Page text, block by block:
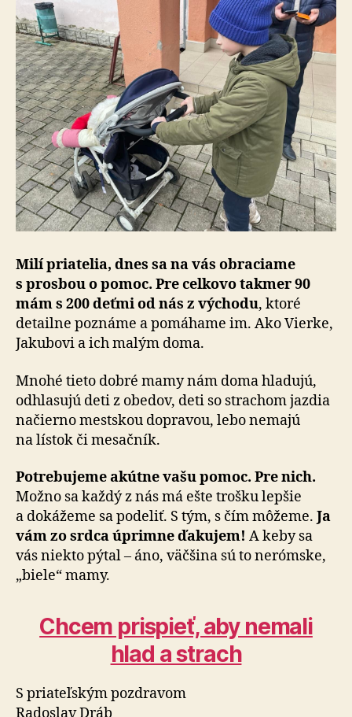
Milí priatelia, dnes sa na vás obraciame
s prosbou o pomoc. Pre celkovo takmer 90
mám s 200 deťmi od nás z východu, ktoré
detailne poznáme a pomáhame im. Ako Vierke,
Jakubovi a ich malým doma.
Mnohé tieto dobré mamy nám doma hladujú,
odhlasujú deti z obedov, deti so strachom jazdia
načierno mestskou dopravou, lebo nemajú
na lístok či mesačník.
Potrebujeme akútne vašu pomoc. Pre nich.
Možno sa každý z nás má ešte trošku lepšie
a dokážeme sa podeliť. S tým, s čím môžeme. Ja
vám zo srdca úprimne ďakujem! A keby sa
vás niekto pýtal – áno, väčšina sú to nerómske,
„biele“ mamy.
Chcem prispieť, aby nemali
hlad a strach
S priateľským pozdravom